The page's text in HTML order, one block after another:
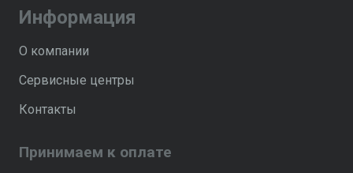
Информация
О компании
Сервисные центры
Контакты
Принимаем к оплате